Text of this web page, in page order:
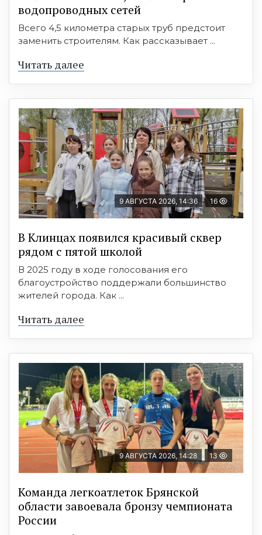
водопроводных сетей
Всего 4,5 километра старых труб предстоит
заменить строителям. Как рассказывает ...
Читать далее
9 АВГУСТА 2026, 14:36 16
В Клинцах появился красивый сквер
рядом с пятой школой
В 2025 году в ходе голосования его
благоустройство поддержали большинство
жителей города. Как ...
Читать далее
9 АВГУСТА 2026, 14:28 13
Команда легкоатлеток Брянской
области завоевала бронзу чемпионата
России